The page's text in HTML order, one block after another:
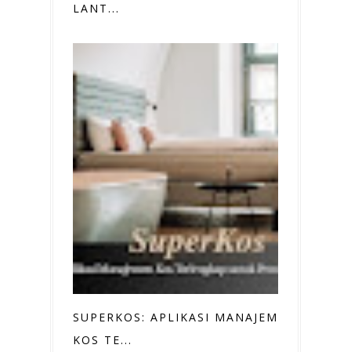
LANT...
SUPERKOS: APLIKASI MANAJEMEN
KOS TE...